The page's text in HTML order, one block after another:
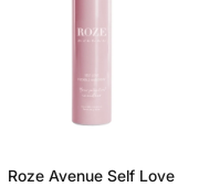
Roze Avenue Self Love